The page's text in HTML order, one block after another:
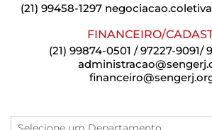
(21) 99458-1297
FINANCEIRO/
(21) 99874-0501 / 97227-9091/